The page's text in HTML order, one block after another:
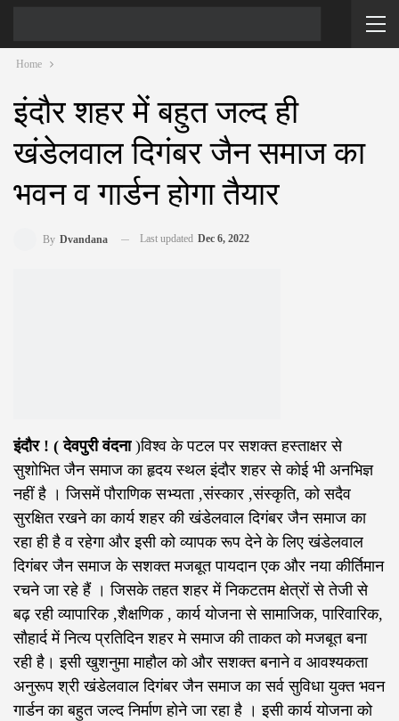
Home
इंदौर शहर में बहुत जल्द ही
खंडेलवाल दिगंबर जैन समाज का
भवन व गार्डन होगा तैयार
By Dvandana Last updated Dec 6, 2022
इंदौर ! ( देवपुरी वंदना)विश्व के पटल पर सशक्त हस्ताक्षर से
सुशोभित जैन समाज का हृदय स्थल इंदौर शहर से कोई भी अनभिज्ञ
नहीं है । जिसमें पौराणिक सभ्यता ,संस्कार ,संस्कृति, को सदैव
सुरक्षित रखने का कार्य शहर की खंडेलवाल दिगंबर जैन समाज का
रहा ही है व रहेगा और इसी को व्यापक रूप देने के लिए खंडेलवाल
दिगंबर जैन समाज के सशक्त मजबूत पायदान एक और नया कीर्तिमान
रचने जा रहे हैं । जिसके तहत शहर में निकटतम क्षेत्रों से तेजी से
बढ़‌ रही व्यापारिक ,शैक्षणिक , कार्य योजना से सामाजिक, पारिवारिक,
सौहार्द में नित्य प्रतिदिन शहर मे समाज की ताकत को मजबूत बना
रही है। इसी खुशनुमा माहौल को और सशक्त बनाने व आवश्यकता
अनुरूप श्री खंडेलवाल दिगंबर जैन समाज का सर्व सुविधा युक्त भवन
गार्डन का बहुत जल्द निर्माण होने जा रहा है । इसी कार्य योजना को